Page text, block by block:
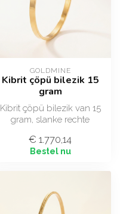
GOLDMINE
Kibrit çöpü bilezik 15
gram
Kibrit çöpü bilezik van 15
gram, slanke rechte
goud, i...
€ 1.770,14
Bestel nu